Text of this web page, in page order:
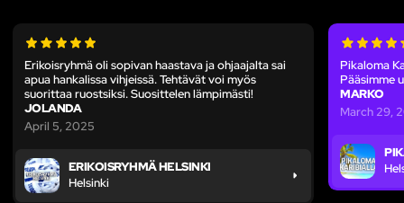
Erikoisryhmä oli sopivan haastava ja ohjaajalta sai
apua hankalissa vihjeissä. Tehtävät voi myös
suorittaa ruostsiksi. Suosittelen lämpimästi!
JOLANDA
April 5, 2025
ERIKOISRYHMÄ HELSINKI
Helsinki
Pikaloma
Pääsimme
MARKO
March 29,